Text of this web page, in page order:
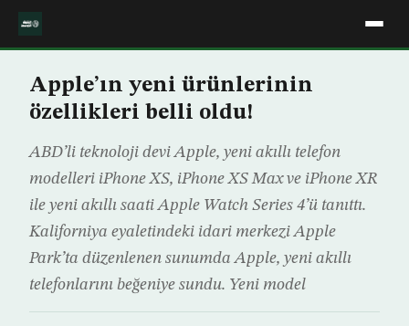
Apple’ın yeni ürünlerinin
özellikleri belli oldu!
ABD’li teknoloji devi Apple, yeni akıllı telefon
modelleri iPhone XS, iPhone XS Max ve iPhone XR
ile yeni akıllı saati Apple Watch Series 4’ü tanıttı.
Kaliforniya eyaletindeki idari merkezi Apple
Park’ta düzenlenen sunumda Apple, yeni akıllı
telefonlarını beğeniye sundu. Yeni model